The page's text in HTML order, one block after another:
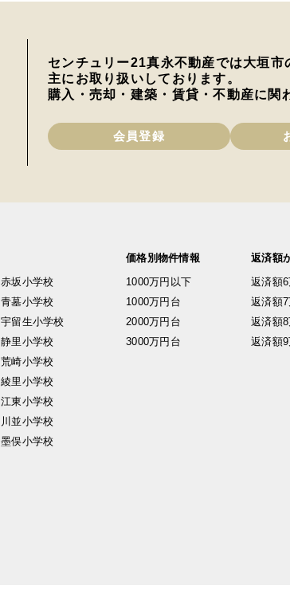
センチュリー21真永不動産では大垣市
主にお取り扱いしております。
購入・売却・建築・賃貸・不動産に関
会員登録
赤坂小学校
青墓小学校
宇留生小学校
静里小学校
荒崎小学校
綾里小学校
江東小学校
川並小学校
墨俣小学校
価格別物件情報
1000万円以下
1000万円台
2000万円台
3000万円台
返済額
返済額
返済額
返済額
返済額